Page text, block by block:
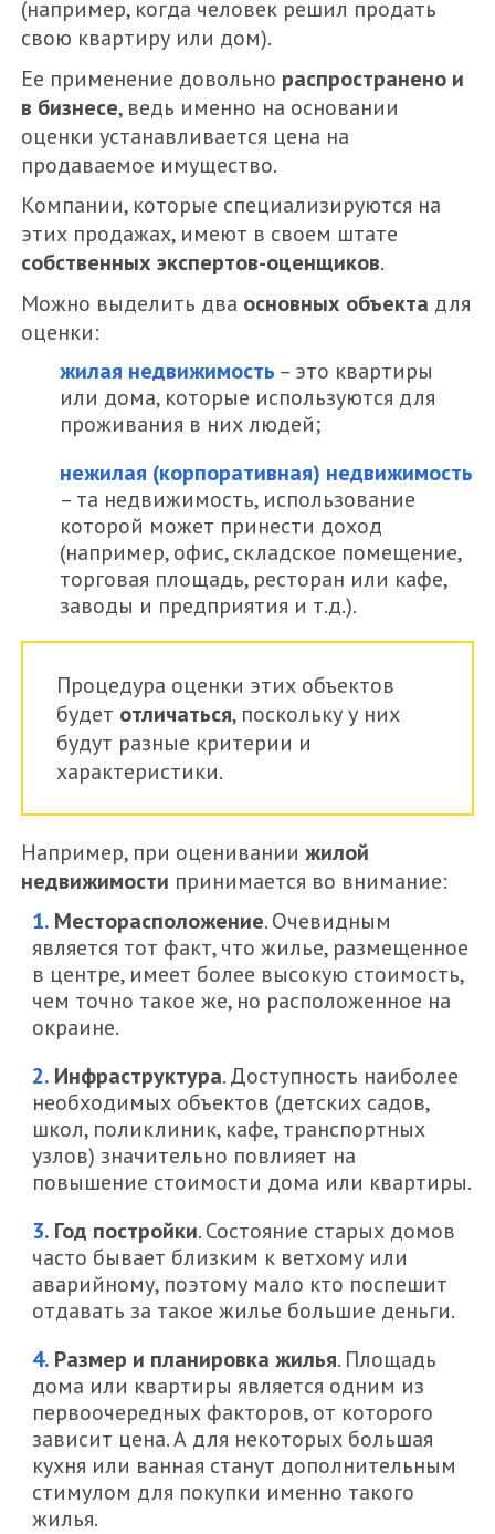
(например, когда человек решил продать
свою квартиру или дом).
Ее применение довольно распространено и
в бизнесе, ведь именно на основании
оценки устанавливается цена на
продаваемое имущество.
Компании, которые специализируются на
этих продажах, имеют в своем штате
собственных экспертов-оценщиков.
Можно выделить два основных объекта для
оценки:
жилая недвижимость – это квартиры
или дома, которые используются для
проживания в них людей;
нежилая (корпоративная) недвижимость
– та недвижимость, использование
которой может принести доход
(например, офис, складское помещение,
торговая площадь, ресторан или кафе,
заводы и предприятия и т.д.).
Процедура оценки этих объектов
будет отличаться, поскольку у них
будут разные критерии и
характеристики.
Например, при оцениваниижилой
недвижимости принимается во внимание:
Месторасположение. Очевидным
является тот факт, что жилье, размещенное
в центре, имеет более высокую стоимость,
чем точно такое же, но расположенное на
окраине.
Инфраструктура. Доступность наиболее
необходимых объектов (детских садов,
школ, поликлиник, кафе, транспортных
узлов) значительно повлияет на
повышение стоимости дома или квартиры.
Год постройки. Состояние старых домов
часто бывает близким к ветхому или
аварийному, поэтому мало кто поспешит
отдавать за такое жилье большие деньги.
Размер и планировка жилья. Площадь
дома или квартиры является одним из
первоочередных факторов, от которого
зависит цена. А для некоторых большая
кухня или ванная станут дополнительным
стимулом для покупки именно такого
жилья.